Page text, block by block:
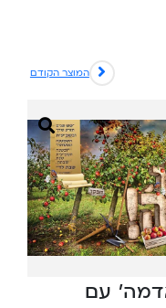
המוצר הקודם
עם